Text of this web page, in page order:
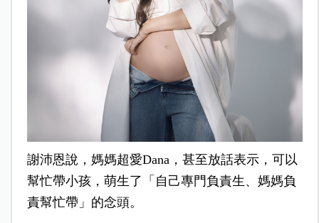
謝沛恩說，媽媽超愛Dana，甚至放話表示，可以
幫忙帶小孩，萌生了「自己專門負責生、媽媽負
責幫忙帶」的念頭。